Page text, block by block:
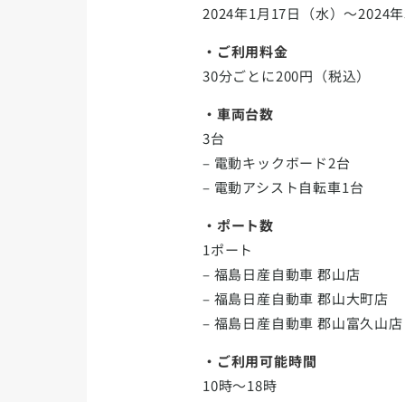
2024年1月17日（水）～2024
・ご利用料金
30分ごとに200円（税込）
・車両台数
3台
– 電動キックボード2台
– 電動アシスト自転車1台
・ポート数
1ポート
– 福島日産自動車 郡山店
– 福島日産自動車 郡山大町店
– 福島日産自動車 郡山富久山店
・ご利用可能時間
10時〜18時